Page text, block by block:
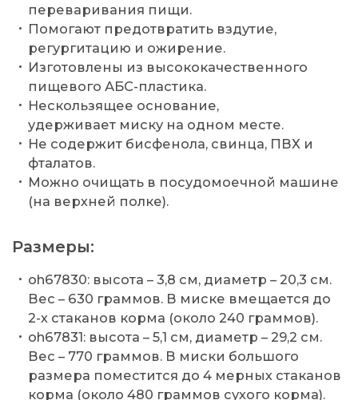
переваривания пищи.
Помогают предотвратить вздутие,
регургитацию и ожирение.
Изготовлены из высококачественного
пищевого АБС-пластика.
Нескользящее основание,
удерживает миску на одном месте.
Не содержит бисфенола, свинца, ПВХ и
фталатов.
Можно очищать в посудомоечной машине
(на верхней полке).
Размеры:
oh67830: высота – 3,8 см, диаметр – 20,3 см.
Вес – 630 граммов. В миске вмещается до
2-х стаканов корма (около 240 граммов).
oh67831: высота – 5,1 см, диаметр – 29,2 см.
Вес – 770 граммов. В миски большого
размера поместится до 4 мерных стаканов
корма (около 480 граммов сухого корма).